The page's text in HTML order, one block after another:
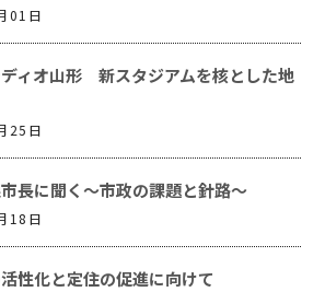
01日
ィオ山形 新スタジアムを核とした地
25日
長に聞く～市政の課題と針路～
18日
性化と定住の促進に向けて